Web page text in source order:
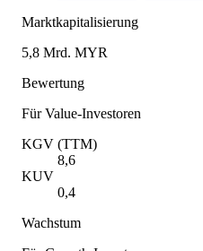
Marktkapitalisierung
5,8 Mrd. MYR
Bewertung
Für Value-Investoren
KGV (TTM)
8,6
KUV
0,4
Wachstum